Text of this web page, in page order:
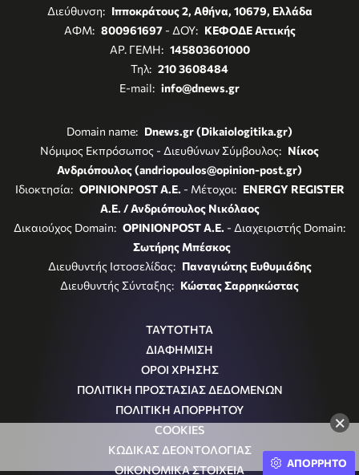
×
Διεύθυνση: Ιπποκράτους 2, Αθήνα, 10679, Ελλάδα
ΑΦΜ: 800961697- ΔΟΥ: ΚΕΦΟΔΕ Αττικής
ΑΡ. ΓΕΜΗ: 145803601000
Τηλ: 210 3608484
E-mail: info@dnews.gr
Domain name: Dnews.gr (Dikaiologitika.gr)
Νόμιμος Εκπρόσωπος - Διευθύνων Σύμβουλος: Νίκος
Ανδριόπουλος (andriopoulos@opinion-post.gr)
Ιδιοκτησία: OPINIONPOST A.E. - Μέτοχοι: ENERGY REGISTER
Α.Ε. / Ανδριόπουλος Νικόλαος
Δικαιούχος Domain: OPINIONPOST A.E. - Διαχειριστής Domain:
Σωτήρης Μπέσκος
Διευθυντής Ιστοσελίδας: Παναγιώτης Ευθυμιάδης
Διευθυντής Σύνταξης: Κώστας Σαρρηκώστας
ΤΑΥΤΟΤΗΤΑ
ΔΙΑΦΗΜΙΣΗ
ΟΡΟΙ ΧΡΗΣΗΣ
ΠΟΛΙΤΙΚΗ ΠΡΟΣΤΑΣΙΑΣ ΔΕΔΟΜΕΝΩΝ
ΠΟΛΙΤΙΚΗ ΑΠΟΡΡΗΤΟΥ
COOKIES
ΚΩΔΙΚΑΣ ΔΕΟΝΤΟΛΟΓΙΑΣ
ΟΙΚΟΝΟΜΙΚΑ ΣΤΟΙΧΕΙΑ
ΑΠΟΡΡΗΤΟ